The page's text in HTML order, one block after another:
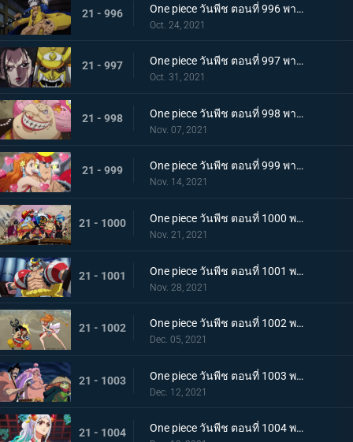
21 - 996 One piece วันพีช ตอนที่ 996 พากย์ไทย โอนิกาชิมะสั่นสะเทือน ลูฟี่เริ่มสงครามเต็มรูปแบบ
Oct. 24, 2021
21 - 997 One piece วันพีช ตอนที่ 997 พากย์ไทย การต่อสู้ใต้แสงจันทร์ นักรบคลั่ง ซูลอง
Oct. 31, 2021
21 - 998 One piece วันพีช ตอนที่ 998 พากย์ไทย ซุสเป็นปฏิปักษ์! นามิเข้าตาจน!
Nov. 07, 2021
21 - 999 One piece วันพีช ตอนที่ 999 พากย์ไทย เราจะปกป้องเจ้า การพบกันระหว่างยามาโตะกับโมโมโนะสุเกะ
Nov. 14, 2021
21 - 1000 One piece วันพีช ตอนที่ 1000 พากย์ไทย กำลังรบเหนือระดับ! กลุ่มหมวกฟางรวมพล
Nov. 21, 2021
21 - 1001 One piece วันพีช ตอนที่ 1001 พากย์ไทย การเชื้อเชิญที่อันตราย แผนกำจัดควีน
Nov. 28, 2021
21 - 1002 One piece วันพีช ตอนที่ 1002 พากย์ไทย โชคชะตาครั้งใหม่ นามิ กับ อุลติ
Dec. 05, 2021
21 - 1003 One piece วันพีช ตอนที่ 1003 พากย์ไทย ดาบแห่งความเด็ดเดี่ยว! ปลอกดาบแดงปะทะไคโดอีกครั้ง
Dec. 12, 2021
21 - 1004 One piece วันพีช ตอนที่ 1004 พากย์ไทย ท่าที่รับสืบทอดมา ระเบิดท่าเพลงดาบลับของโอเด้ง